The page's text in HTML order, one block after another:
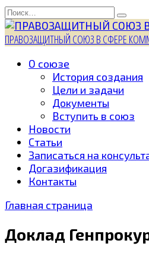
Перейти
к
содержанию
Search
for:
ПРАВОЗАЩИТНЫЙ СОЮЗ В СФЕРЕ
О союзе
История создания
Цели и задачи
Документы
Вступить в союз
Новости
Статьи
Записаться на
Догазификация
Контакты
Главная страница
Доклад